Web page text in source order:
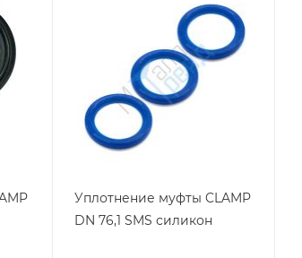
Уплотнение муфты CLAMP
DN 76,1 SMS силикон